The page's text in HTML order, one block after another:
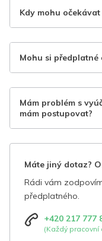
Kdy mohu
Mohu si
Mám problém s
mám postupovat?
Máte jiný dotaz?
Rádi vám
předplatného.
+420 217 777
(Každý pracovní